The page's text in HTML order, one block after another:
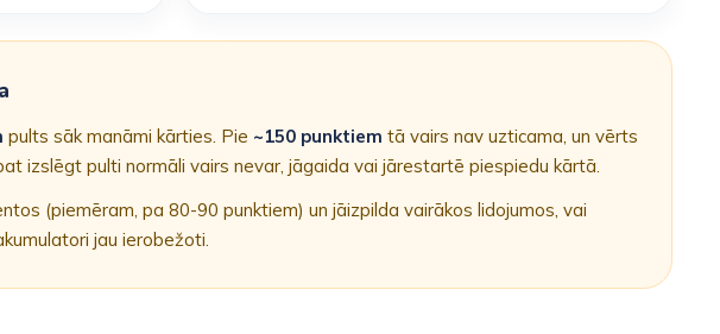
pults sāk manāmi kārties. Pie ~150 punktiem tā vairs nav uzticama, un vērts
izslēgt pulti normāli vairs nevar, jāgaida vai jārestartē piespiedu kārtā.
(piemēram, pa 80-90 punktiem) un jāizpilda vairākos lidojumos, vai
jau ierobežoti.